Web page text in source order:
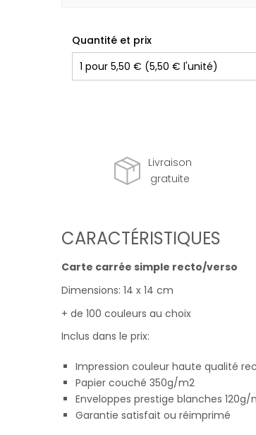
Quantité et prix
Livraison
gratuite
CARACTÉRISTIQUES
Carte carrée simple recto/verso
Dimensions: 14 x 14 cm
+ de 100 couleurs au choix
Inclus dans le prix:
Impression couleur haute qualité
Papier couché 350g/m2
Enveloppes prestige blanches 120g/
Garantie satisfait ou réimprimé